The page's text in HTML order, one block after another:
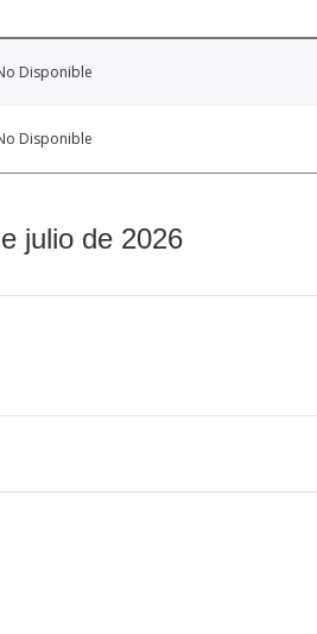
Disponible
Disponible
julio de 2026